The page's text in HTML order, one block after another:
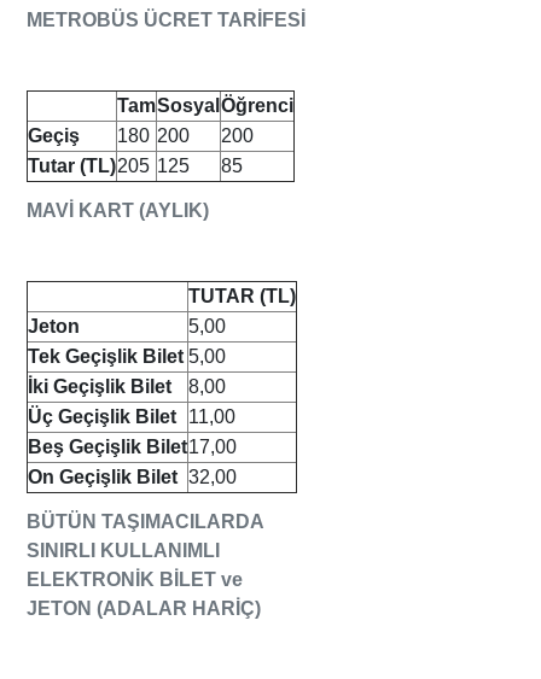
METROBÜS ÜCRET TARİFESİ
MAVİ KART (AYLIK)
TamSosyal Öğrenci
Geçiş
180 200
200
Tutar (TL)205 125 85
BÜTÜN TAŞIMACILARDA
SINIRLI KULLANIMLI
ELEKTRONİK BİLET ve
JETON (ADALAR HARİÇ)
TUTAR (TL)
Jeton
5,00
Tek Geçişlik Bilet 5,00
İki Geçişlik Bilet
8,00
Üç Geçişlik Bilet
11,00
Beş Geçişlik Bilet17,00
On Geçişlik Bilet 32,00